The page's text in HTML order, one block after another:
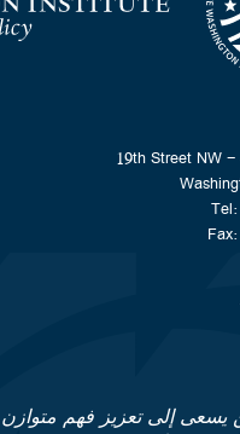
Footer
إلى تعزيز فهم